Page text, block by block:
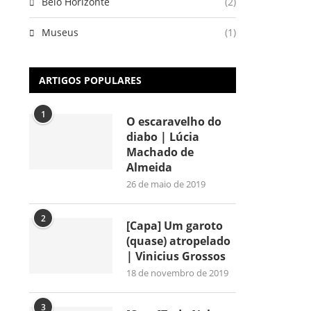
Museus (1)
ARTIGOS POPULARES
1
O escaravelho do
diabo | Lúcia
Machado de
Almeida
26 de maio de 2019
2
[Capa] Um garoto
(quase) atropelado
| Vinicius Grossos
18 de novembro de 2019
3